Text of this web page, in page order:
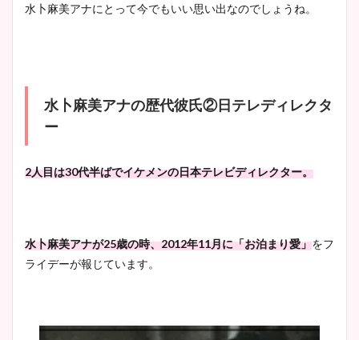
水卜麻美アナにとって今でもいい思い出なのでしょうね。
水卜麻美アナの歴代彼氏②日テレディレクタ
ー
2人目は30代半ばでイケメンの日本テレビディレクター。
水卜麻美アナが25歳の時、2012年11月に「お泊まり愛」をフ
ライデーが報じています。